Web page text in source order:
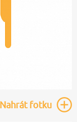
Nahrátfotku